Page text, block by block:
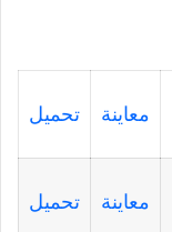
معاينة تحميل
معاينة تحميل